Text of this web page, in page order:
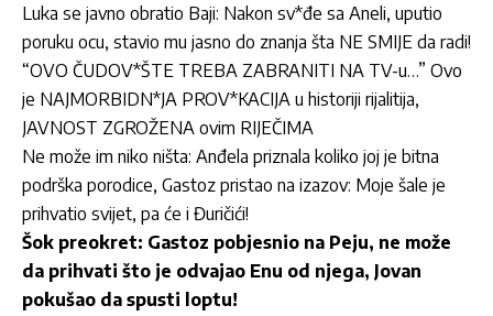
Luka se javno obratio Baji: Nakon sv*đe sa Aneli, uputio
poruku ocu, stavio mu jasno do znanja šta NE SMIJE da radi!
“OVO ČUDOV*ŠTE TREBA ZABRANITI NA TV-u…” Ovo
je NAJMORBIDN*JA PROV*KACIJA u historiji rijalitija,
JAVNOST ZGROŽENA ovim RIJEČIMA
Ne može im niko ništa: Anđela priznala koliko joj je bitna
podrška porodice, Gastoz pristao na izazov: Moje šale je
prihvatio svijet, pa će i Đuričići!
Šok preokret: Gastoz pobjesnio na Peju, ne može
da prihvati što je odvajao Enu od njega, Jovan
pokušao da spusti loptu!